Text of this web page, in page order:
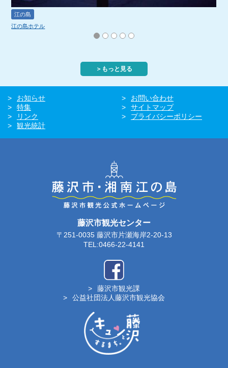
江の島
江の島ホテル
＞もっと見る
お知らせ
お問い合わせ
特集
サイトマップ
リンク
プライバシーポリシー
観光統計
藤沢市観光センター
〒251-0035 藤沢市片瀬海岸2-20-13
TEL:0466-22-4141
藤沢市観光課
公益社団法人藤沢市観光協会